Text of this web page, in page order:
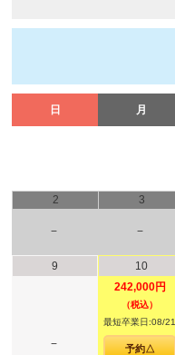
日 月
2
−
3
−
9
−
10
242,000円
（税込）
最短卒業日:08/21
予約△